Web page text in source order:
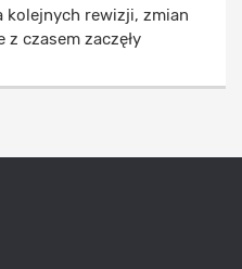
kolejnych rewizji, zmian
czasem zaczęły